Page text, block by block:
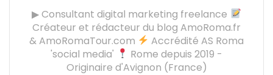
▶ Consultant digital marketing freelance
Créateur et rédacteur du blog AmoRoma.fr
& AmoRomaTour.com
Accrédité AS Roma
'social media'
Rome depuis 2019 -
Originaire d'Avignon (France)